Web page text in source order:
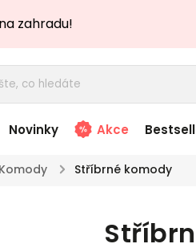
zahradu!
skladem
Novinky Akce
Komody / Stříbrné komody